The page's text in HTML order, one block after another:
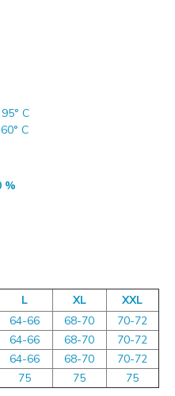
C
C
%
L XL
XXL
64-66 68-70
70-72
64-66 68-70
70-72
64-66 68-70
70-72
75 75 75